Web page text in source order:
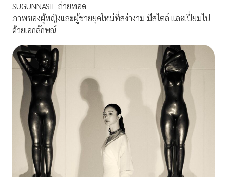
SUGUNNASIL ถ่ายทอด
ภาพของผู้หญิงและผู้ชายยุคใหม่ที่สง่างาม มีสไตล์ และเปี่ยมไป
ด้วยเอกลักษณ์